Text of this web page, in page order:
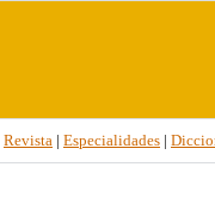
Revista | Especialidades |